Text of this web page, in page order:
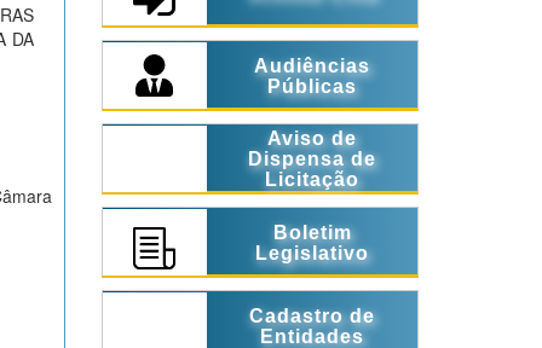
DA
Audiências
Públicas
Aviso de
Dispensa de
Licitação
Boletim
Legislativo
Cadastro de
Entidades